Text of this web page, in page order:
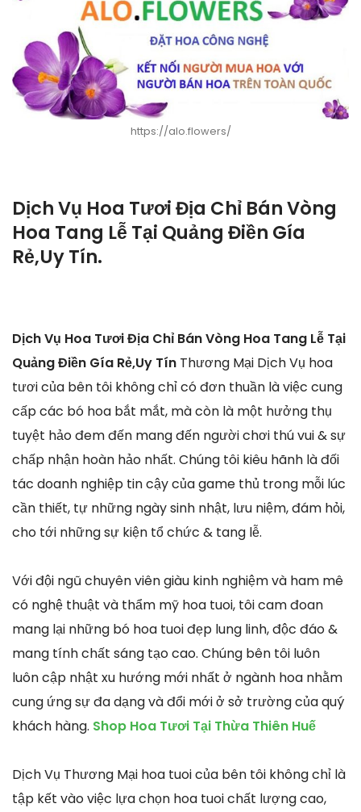
https://alo.flowers/
Dịch Vụ Hoa Tươi Địa Chỉ Bán Vòng
Hoa Tang Lễ Tại Quảng Điền Gía
Rẻ,Uy Tín.
Dịch Vụ Hoa Tươi Địa Chỉ Bán Vòng Hoa Tang Lễ Tại
Quảng Điền Gía Rẻ,Uy Tín Thương Mại Dịch Vụ hoa
tươi của bên tôi không chỉ có đơn thuần là việc cung
cấp các bó hoa bắt mắt, mà còn là một hưởng thụ
tuyệt hảo đem đến mang đến người chơi thú vui & sự
chấp nhận hoàn hảo nhất. Chúng tôi kiêu hãnh là đối
tác doanh nghiệp tin cậy của game thủ trong mỗi lúc
cần thiết, tự những ngày sinh nhật, lưu niệm, đám hỏi,
cho tới những sự kiện tổ chức & tang lễ.
Với đội ngũ chuyên viên giàu kinh nghiệm và ham mê
có nghệ thuật và thẩm mỹ hoa tuoi, tôi cam đoan
mang lại những bó hoa tuoi đẹp lung linh, độc đáo &
mang tính chất sáng tạo cao. Chúng bên tôi luôn
luôn cập nhật xu hướng mới nhất ở ngành hoa nhằm
cung ứng sự đa dạng và đổi mới ở sở trường của quý
khách hàng. Shop Hoa Tươi Tại Thừa Thiên Huế
Dịch Vụ Thương Mại hoa tuoi của bên tôi không chỉ là
tập kết vào việc lựa chọn hoa tuoi chất lượng cao,